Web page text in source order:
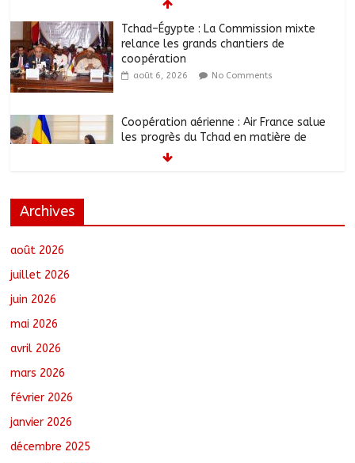
Tchad–Égypte : La Commission mixte
relance les grands chantiers de
coopération
août 6, 2026 No Comments
Coopération aérienne : Air France salue
les progrès du Tchad en matière de
vaste opération de sauvetage
Archives
août 2026
juillet 2026
juin 2026
mai 2026
avril 2026
mars 2026
février 2026
janvier 2026
décembre 2025